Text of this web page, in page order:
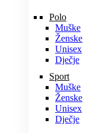
Polo
Muške
Ženske
Unisex
Dječje
Sport
Muške
Ženske
Unisex
Dječje